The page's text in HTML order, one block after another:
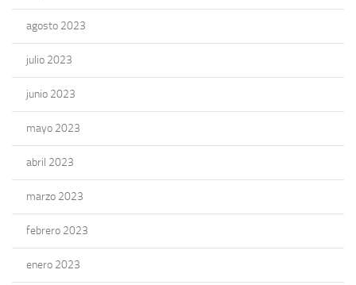
agosto 2023
julio 2023
junio 2023
mayo 2023
abril 2023
marzo 2023
febrero 2023
enero 2023